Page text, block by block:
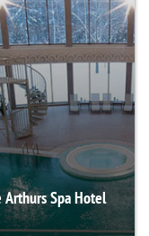
Spa Hotel